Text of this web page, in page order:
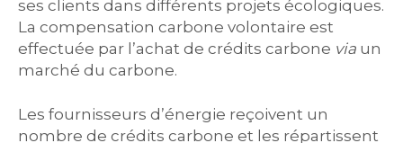
ses clients dans différents projets écologiques.
La compensation carbone volontaire est
effectuée par l’achat de crédits carbone via un
marché du carbone.
Les fournisseurs d’énergie reçoivent un
nombre de crédits carbone et les répartissent